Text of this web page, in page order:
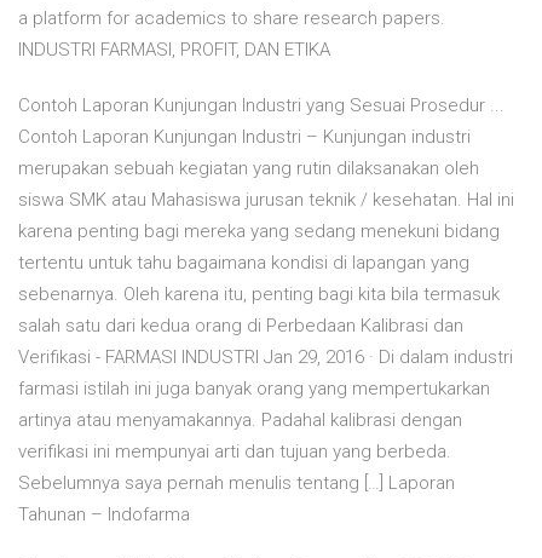
a platform for academics to share research papers.
INDUSTRI FARMASI, PROFIT, DAN ETIKA
Contoh Laporan Kunjungan Industri yang Sesuai Prosedur ...
Contoh Laporan Kunjungan Industri – Kunjungan industri
merupakan sebuah kegiatan yang rutin dilaksanakan oleh
siswa SMK atau Mahasiswa jurusan teknik / kesehatan. Hal ini
karena penting bagi mereka yang sedang menekuni bidang
tertentu untuk tahu bagaimana kondisi di lapangan yang
sebenarnya. Oleh karena itu, penting bagi kita bila termasuk
salah satu dari kedua orang di Perbedaan Kalibrasi dan
Verifikasi - FARMASI INDUSTRI Jan 29, 2016 · Di dalam industri
farmasi istilah ini juga banyak orang yang mempertukarkan
artinya atau menyamakannya. Padahal kalibrasi dengan
verifikasi ini mempunyai arti dan tujuan yang berbeda.
Sebelumnya saya pernah menulis tentang […] Laporan
Tahunan – Indofarma